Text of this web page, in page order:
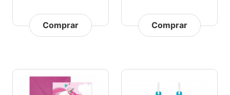
Comprar Comprar